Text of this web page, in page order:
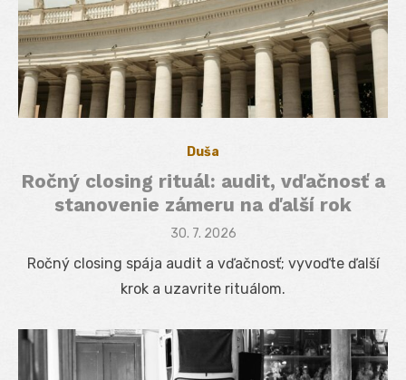
Duša
Ročný closing rituál: audit, vďačnosť a
stanovenie zámeru na ďalší rok
Posted
30. 7. 2026
Ročný closing spája audit a vďačnosť; vyvoďte ďalší
krok a uzavrite rituálom.